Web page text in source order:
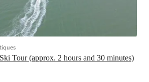
Tour (approx. 2 hours and 30 minutes)